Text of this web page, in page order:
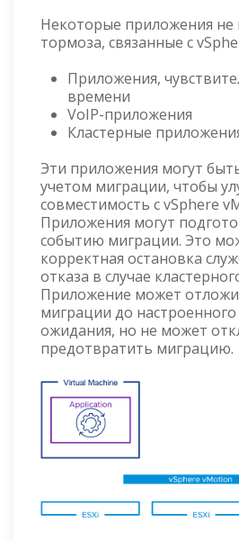
Некоторые приложения не
тормоза, связанные с
Приложения,
времени
VoIP-приложения
Кластерные
Эти приложения могут
учетом миграции, чтобы
совместимость с vSphere
Приложения могут
событию миграции. Это
корректная остановка
отказа в случае
Приложение может
миграции до
ожидания, но не может
предотвратить миграцию.